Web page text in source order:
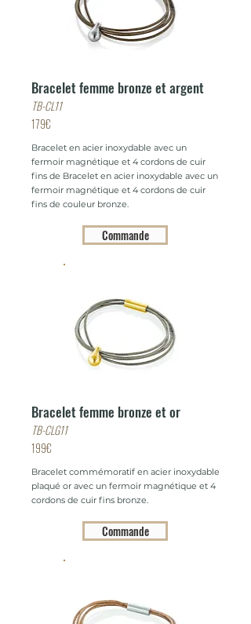
Bracelet femme bronze et argent
TB-CL11
179€
Bracelet en acier inoxydable avec un
fermoir magnétique et 4 cordons de cuir
fins de Bracelet en acier inoxydable avec un
fermoir magnétique et 4 cordons de cuir
fins de couleur bronze.
Commande
Bracelet femme bronze et or
TB-CLG11
199€
Bracelet commémoratif en acier inoxydable
plaqué or avec un fermoir magnétique et 4
cordons de cuir fins bronze.
Commande